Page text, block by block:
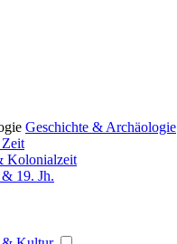
Geschichte & Archäologie
Zeit
Kolonialzeit
19. Jh.